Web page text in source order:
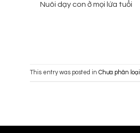
Nuôi dạy con ở mọi lứa tuổi
This entry was posted in Chưa phân loại